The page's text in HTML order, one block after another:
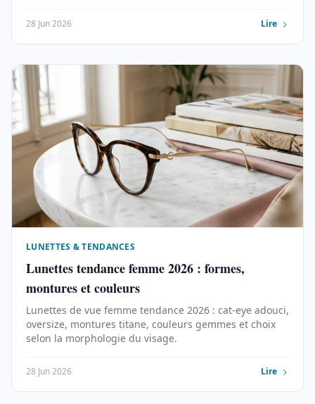
28 Jun 2026 Lire
LUNETTES & TENDANCES
Lunettes tendance femme 2026 : formes,
montures et couleurs
Lunettes de vue femme tendance 2026 : cat-eye adouci,
oversize, montures titane, couleurs gemmes et choix
selon la morphologie du visage.
28 Jun 2026 Lire